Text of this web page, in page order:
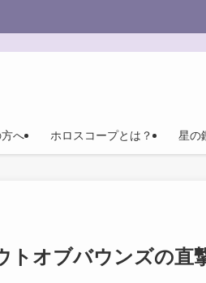
へ ホロスコープとは？ 星の
トオブバウンズの直